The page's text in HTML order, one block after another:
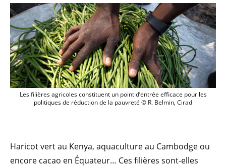
Les filières agricoles constituent un
Les filières agricoles constituent un point d’entrée efficace pour les
politiques de réduction de la pauvreté © R. Belmin, Cirad
Haricot vert au Kenya, aquaculture au Cambodge ou
encore cacao en Équateur… Ces filières sont-elles